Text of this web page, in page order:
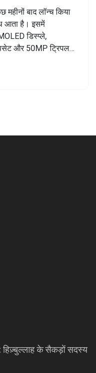
बाद लॉन्च किया
आता है। इसमें
डिस्प्ले,
और 50MP ट्रिपल-
है। हालांकि,
हिज़्बुल्लाह के सैकड़ों सदस्य